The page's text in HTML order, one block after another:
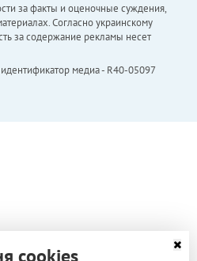
за факты и оценочные суждения,
Согласно украинскому
за содержание рекламы несет
медиа - R40-05097
cookies